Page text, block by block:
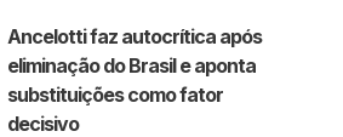
Ancelotti faz autocrítica após
eliminação do Brasil e aponta
substituições como fator
decisivo